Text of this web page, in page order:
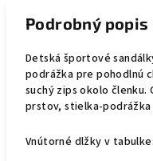
Podrobný popis
Detská športové
podrážka pre pohodlnú
suchý zips okolo členku.
prstov, stielka-
Vnútorné dlžky v tabulke: